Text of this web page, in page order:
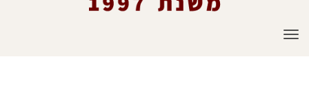
תפריט